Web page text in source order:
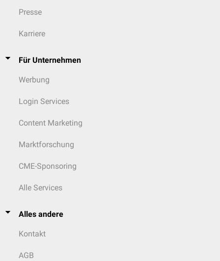
Presse
Karriere
Für Unternehmen
Werbung
Login Services
Content Marketing
Marktforschung
CME-Sponsoring
Alle Services
Alles andere
Kontakt
AGB